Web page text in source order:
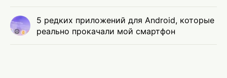
5 редких приложений для Android, которые
реально прокачали мой смартфон